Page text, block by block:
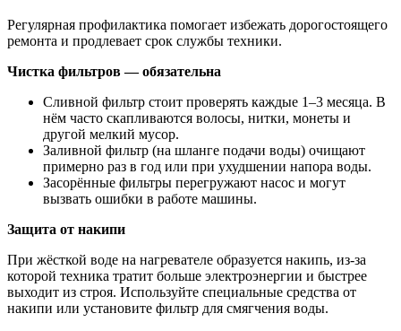
Регулярная профилактика помогает избежать дорогостоящего
ремонта и продлевает срок службы техники.
Чистка фильтров — обязательна
Сливной фильтр стоит проверять каждые 1–3 месяца. В
нём часто скапливаются волосы, нитки, монеты и
другой мелкий мусор.
Заливной фильтр (на шланге подачи воды) очищают
примерно раз в год или при ухудшении напора воды.
Засорённые фильтры перегружают насос и могут
вызвать ошибки в работе машины.
Защита от накипи
При жёсткой воде на нагревателе образуется накипь, из-за
которой техника тратит больше электроэнергии и быстрее
выходит из строя. Используйте специальные средства от
накипи или установите фильтр для смягчения воды.